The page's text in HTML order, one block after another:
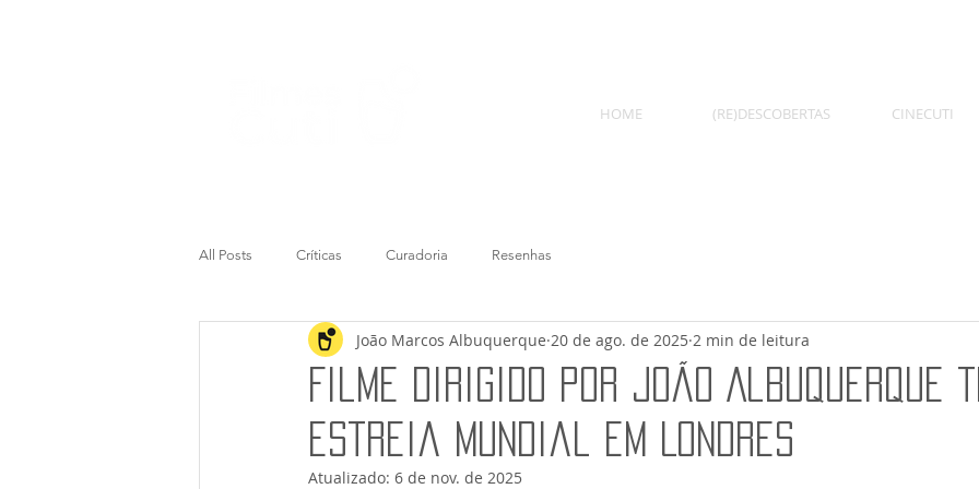
HOME (RE)DESCOBERTAS CINECUTI
All Posts Críticas Curadoria Resenhas
Filme Dirigido por João Albuquerque
estreia mundial em Londres
João Marcos Albuquerque 20 de ago. de 2025 2 min de leitura
Atualizado: 6 de nov. de 2025